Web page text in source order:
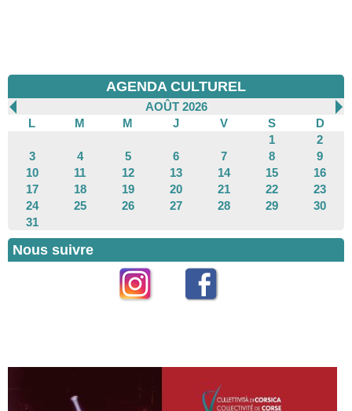
AGENDA CULTUREL
AOÛT 2026
L
M M J V S
D
1
2
3
4 5 6 7 8
9
10
11 12 13 14 15
16
17
18 19 20 21 22
23
24
25 26 27 28 29
30
31
Nous suivre